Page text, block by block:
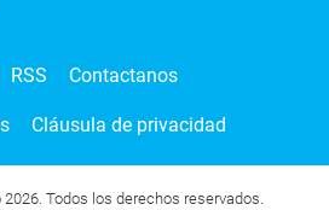
RSS Contactanos
Cláusula de privacidad
Todos los derechos reservados.